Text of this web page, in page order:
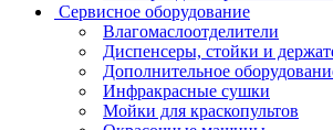
Сервисное оборудование
Влагомаслоотделители
Диспенсеры, стойки и
Дополнительное
Инфракрасные сушки
Мойки для краскопультов